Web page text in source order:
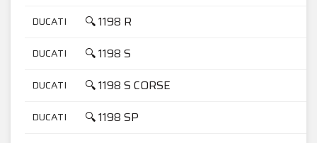
DUCATI 🔍 1198 R
DUCATI 🔍 1198 S
DUCATI 🔍 1198 S CORSE
DUCATI 🔍 1198 SP